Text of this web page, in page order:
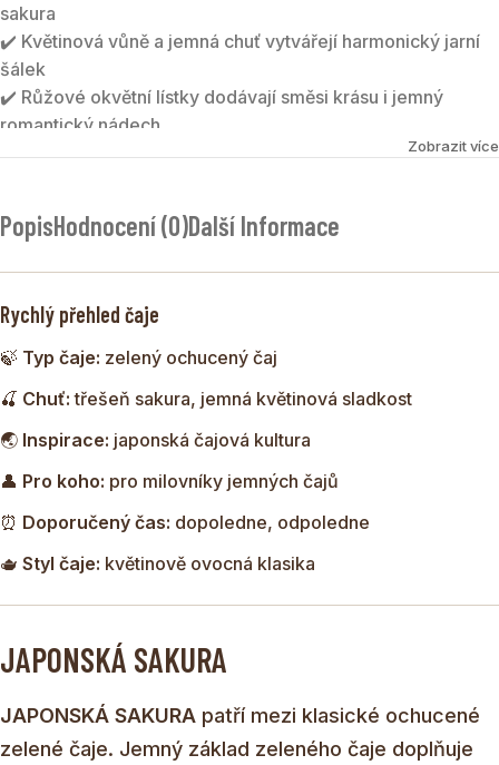
sakura
✔️ Květinová vůně a jemná chuť vytvářejí harmonický jarní
šálek
✔️ Růžové okvětní lístky dodávají směsi krásu i jemný
romantický nádech
✔️ Oblíbená volba pro milovníky svěžích a něžně
JAPONSKÁ SAKURAje elegantní zelený čaj s jemným
vytváří harmonickou směs, která připomíná atmosféru
jarního Japonska.
Zobrazit více
PopisHodnocení (0)Další Informace
Rychlý přehled čaje
🍃 Typ čaje: zelený ochucený čaj
🍒 Chuť: třešeň sakura, jemná květinová sladkost
🌏 Inspirace: japonská čajová kultura
👤 Pro koho: pro milovníky jemných čajů
⏰ Doporučený čas: dopoledne, odpoledne
🫖 Styl čaje: květinově ovocná klasika
JAPONSKÁ SAKURA
JAPONSKÁ SAKURA patří mezi klasické ochucené
zelené čaje. Jemný základ zeleného čaje doplňuje